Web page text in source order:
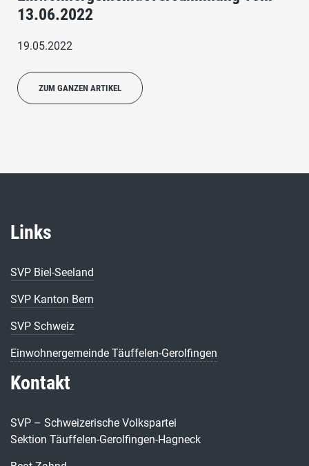
13.06.2022
19.05.2022
ZUM GANZEN ARTIKEL
Links
SVP Biel-Seeland
SVP Kanton Bern
SVP Schweiz
Einwohnergemeinde Täuffelen-Gerolfingen
Kontakt
SVP – Schweizerische Volkspartei
Sektion Täuffelen-Gerolfingen-Hagneck